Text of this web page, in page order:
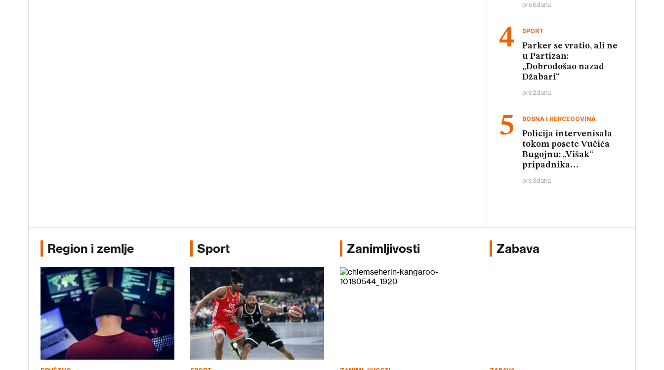
pre6dana
SPORT
Parker se vratio, ali ne
u Partizan:
„Dobrodošao nazad
Džabari“
pre2dana
BOSNA I HERCEGOVINA
Policija intervenisala
tokom posete Vučića
Bugojnu: „Višak“
pripadnika
pre3dana
Region i zemlje Sport Zanimljivosti Zabava